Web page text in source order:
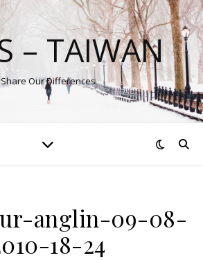
– TAIWAN
Share Our Differences
anglin-09-08-
18-24